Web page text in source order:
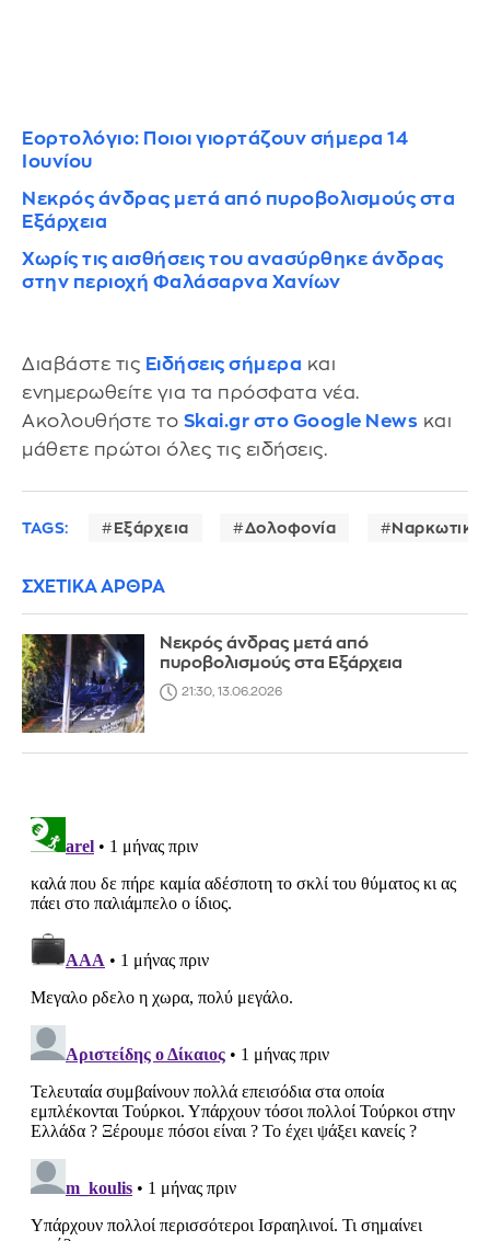
Εορτολόγιο: Ποιοι γιορτάζουν σήμερα 14
Ιουνίου
Νεκρός άνδρας μετά από πυροβολισμούς στα
Εξάρχεια
Χωρίς τις αισθήσεις του ανασύρθηκε άνδρας
στην περιοχή Φαλάσαρνα Χανίων
Διαβάστε τις Ειδήσεις σήμερα και
ενημερωθείτε για τα πρόσφατα νέα.
Ακολουθήστε το Skai.gr στο Google News και
μάθετε πρώτοι όλες τις ειδήσεις.
TAGS: Εξάρχεια Δολοφονία Ναρκωτικά
ΣΧΕΤΙΚΑ ΑΡΘΡΑ
Νεκρός άνδρας μετά από
πυροβολισμούς στα Εξάρχεια
21:30, 13.06.2026